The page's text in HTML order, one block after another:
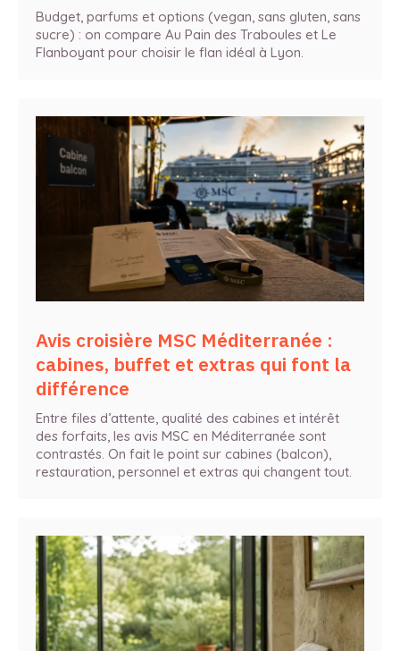
Budget, parfums et options (vegan, sans gluten, sans
sucre) : on compare Au Pain des Traboules et Le
Flanboyant pour choisir le flan idéal à Lyon.
Avis croisière MSC Méditerranée :
cabines, buffet et extras qui font la
différence
Entre files d’attente, qualité des cabines et intérêt
des forfaits, les avis MSC en Méditerranée sont
contrastés. On fait le point sur cabines (balcon),
restauration, personnel et extras qui changent tout.